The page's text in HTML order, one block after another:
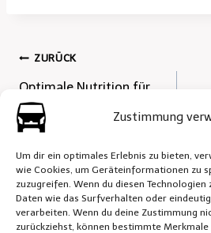
Zustimmung
Um dir ein optimales Erlebnis zu bieten,
wie Cookies, um Geräteinformationen zu
zuzugreifen. Wenn du diesen
Daten wie das Surfverhalten oder
verarbeiten. Wenn du deine Zustimmung
zurückziehst, können bestimmte Merkmale
Beitrags-
Navigation
ZURÜCK
Optimale Nutrition für
sportliche
Höchstleistungen